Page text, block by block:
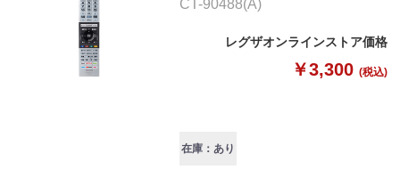
CT-90488(A)
レグザオンラインストア価格
￥3,300 (税込)
在庫：あり